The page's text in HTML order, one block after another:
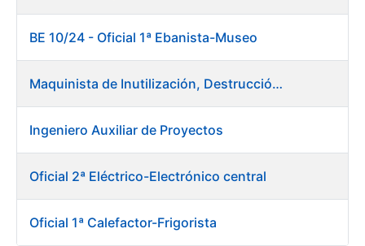
BE 10/24 - Oficial 1ª Ebanista-Museo
Maquinista de Inutilización, Destrucción y Empacado de Papel
Ingeniero Auxiliar de Proyectos
Oficial 2ª Eléctrico-Electrónico central
Oficial 1ª Calefactor-Frigorista